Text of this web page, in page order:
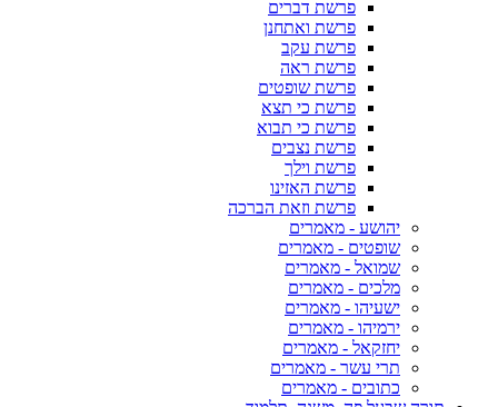
פרשת דברים
פרשת ואתחנן
פרשת עקב
פרשת ראה
פרשת שופטים
פרשת כי תצא
פרשת כי תבוא
פרשת נצבים
פרשת וילך
פרשת האזינו
פרשת וזאת הברכה
יהושע - מאמרים
שופטים - מאמרים
שמואל - מאמרים
מלכים - מאמרים
ישעיהו - מאמרים
ירמיהו - מאמרים
יחזקאל - מאמרים
תרי עשר - מאמרים
כתובים - מאמרים